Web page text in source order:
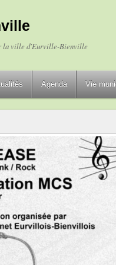
la ville d'Eurville-Bienville
Agenda Vie